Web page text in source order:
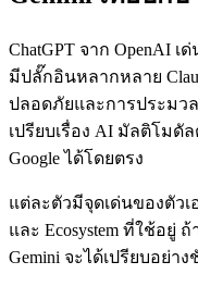
ChatGPT จาก OpenAI
มีปลั๊กอินหลากหลาย
ปลอดภัยและการประมว
เปรียบเรื่อง AI มัลติโมดั
Google ได้โดยตรง
แต่ละตัวมีจุดเด่นของตัว
และ Ecosystem ที่ใช้อยู่ ถ้
Gemini จะได้เปรียบอย่าง